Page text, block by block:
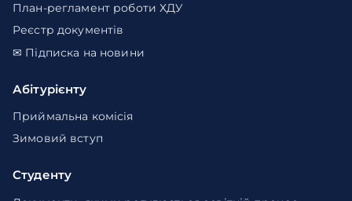
План-регламент роботи ХДУ
Реєстр документів
✉ Підписка на новини
Абітурієнту
Приймальна комісія
Зимовий вступ
Студенту